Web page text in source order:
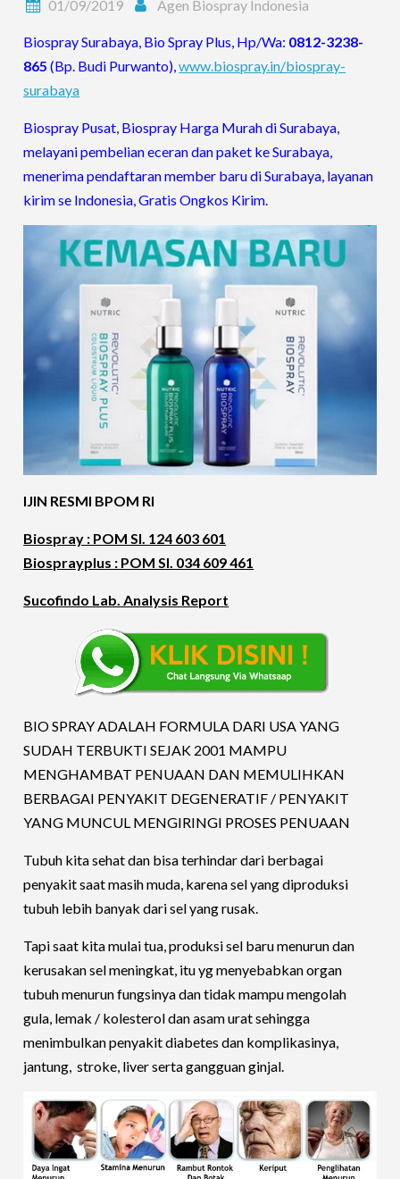
01/09/2019 Agen Biospray Indonesia
Biospray Surabaya, Bio Spray Plus, Hp/Wa: 0812-3238-
865 (Bp. Budi Purwanto),www.biospray.in/biospray-
surabaya
Biospray Pusat, Biospray Harga Murah di Surabaya,
melayani pembelian eceran dan paket ke Surabaya,
menerima pendaftaran member baru di Surabaya, layanan
kirim se Indonesia, Gratis Ongkos Kirim.
IJIN RESMI BPOM RI
Biospray : POM SI. 124 603 601
Biosprayplus : POM SI. 034 609 461
Sucofindo Lab. Analysis Report
BIO SPRAY ADALAH FORMULA DARI USA YANG
SUDAH TERBUKTI SEJAK 2001 MAMPU
MENGHAMBAT PENUAAN DAN MEMULIHKAN
BERBAGAI PENYAKIT DEGENERATIF / PENYAKIT
YANG MUNCUL MENGIRINGI PROSES PENUAAN
Tubuh kita sehat dan bisa terhindar dari berbagai
penyakit saat masih muda, karena sel yang diproduksi
tubuh lebih banyak dari sel yang rusak.
Tapi saat kita mulai tua, produksi sel baru menurun dan
kerusakan sel meningkat, itu yg menyebabkan organ
tubuh menurun fungsinya dan tidak mampu mengolah
gula, lemak / kolesterol dan asam urat sehingga
menimbulkan penyakit diabetes dan komplikasinya,
jantung, stroke, liver serta gangguan ginjal.